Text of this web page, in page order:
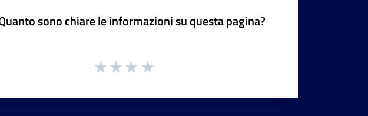
sono chiare le informazioni su questa pagina?